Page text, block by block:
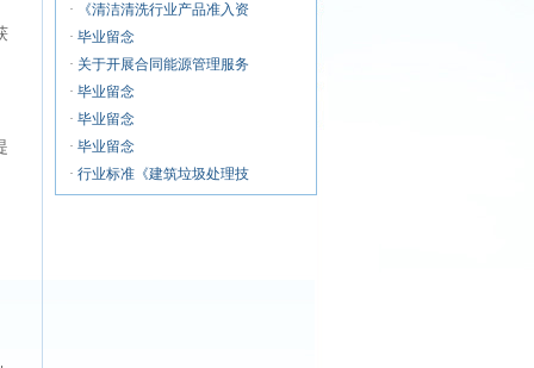
·
《清洁清洗行业产品准入资
· 毕业留念
· 关于开展合同能源管理服务
· 毕业留念
· 毕业留念
· 毕业留念
· 行业标准《建筑垃圾处理技